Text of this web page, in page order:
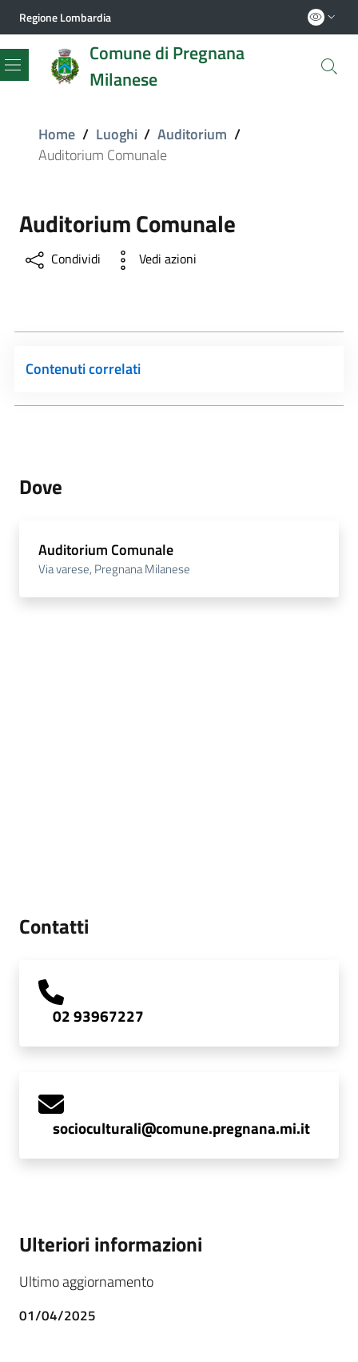
Regione Lombardia
Comune di Pregnana
Milanese
Menu
Home / Luoghi / Auditorium /
Auditorium Comunale
Auditorium Comunale
Condividi Vedi azioni
Contenuti correlati
Dove
Auditorium Comunale
Via varese, Pregnana Milanese
Contatti
02 93967227
socioculturali@comune.pregnana.mi.it
Ulteriori informazioni
Ultimo aggiornamento
01/04/2025